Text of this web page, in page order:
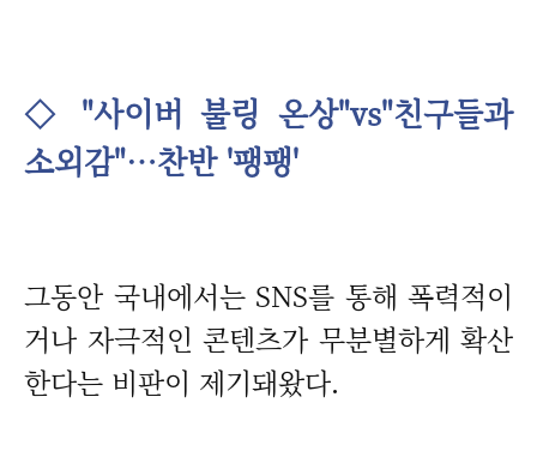
◇ "사이버 불링 온상"vs"친구들과
소외감"…찬반 '팽팽'
그동안 국내에서는 SNS를 통해 폭력적이
거나 자극적인 콘텐츠가 무분별하게 확산
한다는 비판이 제기돼왔다.